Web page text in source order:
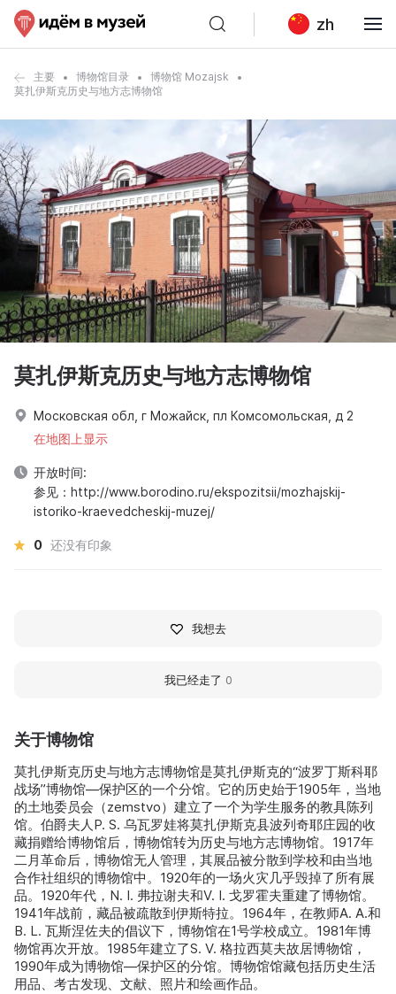
zh
主要 博物馆目录
博物馆 Mozajsk
莫扎伊斯克历史与地方志博物馆
关于博物馆
莫扎伊斯克历史与地方志博物馆是莫扎伊斯克的“波罗丁斯科耶
战场”博物馆—保护区的一个分馆。它的历史始于1905年，当地
的土地委员会（zemstvo）建立了一个为学生服务的教具陈列
馆。伯爵夫人P. S. 乌瓦罗娃将莫扎伊斯克县波列奇耶庄园的收
藏捐赠给博物馆后，博物馆转为历史与地方志博物馆。1917年
二月革命后，博物馆无人管理，其展品被分散到学校和由当地
合作社组织的博物馆中。1920年的一场火灾几乎毁掉了所有展
品。1920年代，N. I. 弗拉谢夫和V. I. 戈罗霍夫重建了博物馆。
1941年战前，藏品被疏散到伊斯特拉。1964年，在教师A. A.和
B. L. 瓦斯涅佐夫的倡议下，博物馆在1号学校成立。1981年博
物馆再次开放。1985年建立了S. V. 格拉西莫夫故居博物馆，
1990年成为博物馆—保护区的分馆。博物馆馆藏包括历史生活
用品、考古发现、文献、照片和绘画作品。
莫扎伊斯克历史与地方志博物馆
Московская обл, г Можайск, пл Комсомольская, д 2
在地图上显示
开放时间:
参见：http://www.borodino.ru/ekspozitsii/mozhajskij-
istoriko-kraevedcheskij-muzej/
0 还没有印象
我想去
我已经走了 0